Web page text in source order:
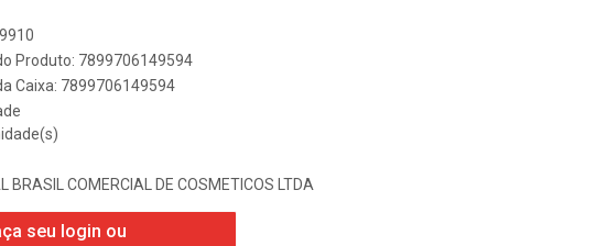
Produto: 7899706149594
Caixa: 7899706149594
BRASIL COMERCIAL DE COSMETICOS LTDA
seu login ou